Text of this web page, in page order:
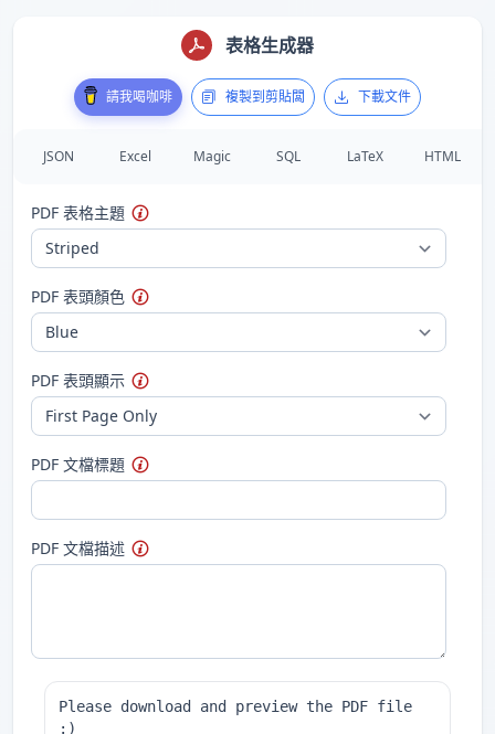
表格生成器
請我喝咖啡 複製到剪貼闆 下載文件
JSON Excel Magic SQL LaTeX HTML
PDF 表格主題
PDF 表頭顏色
PDF 表頭顯示
PDF 文檔標題
PDF 文檔描述